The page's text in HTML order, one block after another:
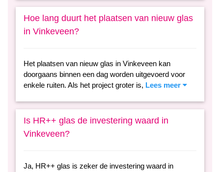
Hoe lang duurt het plaatsen van nieuw glas
in Vinkeveen?
Het plaatsen van nieuw glas in Vinkeveen kan
doorgaans binnen een dag worden uitgevoerd voor
enkele ruiten. Als het project groter is, Lees meer
Is HR++ glas de investering waard in
Vinkeveen?
Ja, HR++ glas is zeker de investering waard in